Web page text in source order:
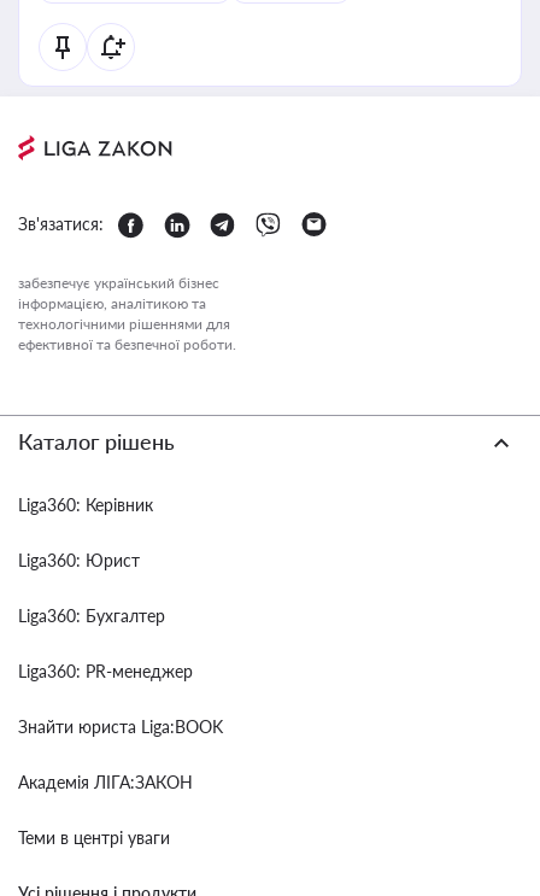
Зв'язатися:
забезпечує український бізнес
інформацією, аналітикою та
технологічними рішеннями для
ефективної та безпечної роботи.
Каталог рішень
Liga360: Керівник
Liga360: Юрист
Liga360: Бухгалтер
Liga360: PR-менеджер
Знайти юриста Liga:BOOK
Академія ЛІГА:ЗАКОН
Теми в центрі уваги